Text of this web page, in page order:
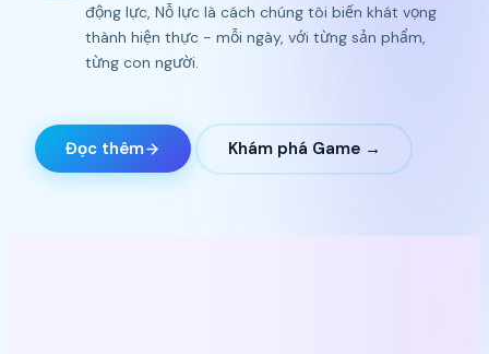
động lực, Nỗ lực là cách chúng tôi biến khát vọng
thành hiện thực - mỗi ngày, với từng sản phẩm,
từng con người.
Đọc thêm Khám phá Game →